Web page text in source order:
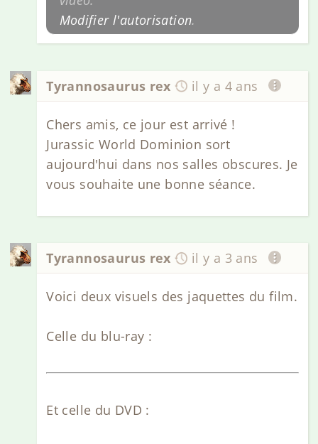
Modifier l'autorisation.
Tyrannosaurus rex il y a 4 ans
Chers amis, ce jour est arrivé !
Jurassic World Dominion sort
aujourd'hui dans nos salles obscures. Je
vous souhaite une bonne séance.
Tyrannosaurus rex il y a 3 ans
Voici deux visuels des jaquettes du film.
Celle du blu-ray :
Et celle du DVD :